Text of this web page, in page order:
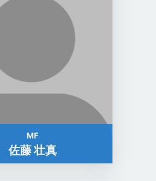
MF
佐藤 壮真